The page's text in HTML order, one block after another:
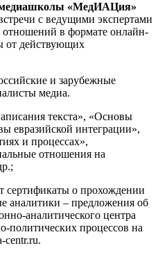
«МедИАЦия»
с ведущими экспертами
в формате онлайн-
от действующих
и зарубежные
медиа.
текста», «Основы
евразийской интеграции»,
и процессах»,
отношения на
сертификаты о прохождении
аналитики – предложения об
аналитического центра
процессов на
centr.ru.